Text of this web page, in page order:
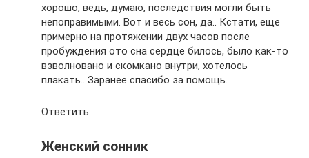
хорошо, ведь, думаю, последствия могли быть
непоправимыми. Вот и весь сон, да.. Кстати, еще
примерно на протяжении двух часов после
пробуждения ото сна сердце билось, было как-то
взволновано и скомкано внутри, хотелось
плакать.. Заранее спасибо за помощь.
Ответить
Женский сонник